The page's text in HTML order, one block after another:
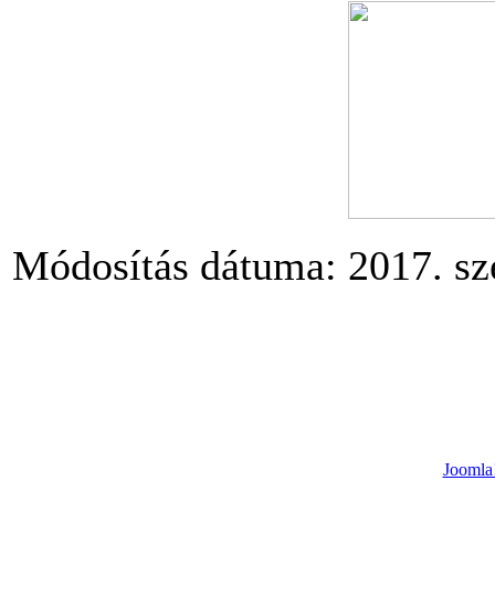
Módosítás dátuma: 2017.